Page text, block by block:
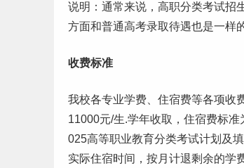
说明：通常来说，高职分类考试招
方面和普通高考录取待遇也是一样的
收费标准
我校各专业学费、住宿费等各项收
11000元/生.学年收取，住宿费标
025高等职业教育分类考试计划及
实际住宿时间，按月计退剩余的学